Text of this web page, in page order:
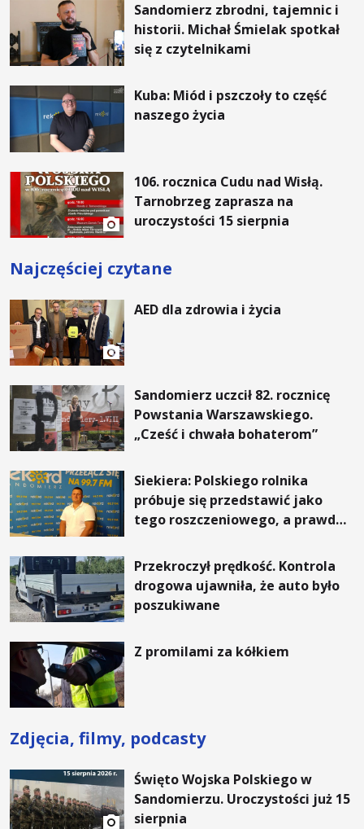
Sandomierz zbrodni, tajemnic i
historii. Michał Śmielak spotkał
się z czytelnikami
Kuba: Miód i pszczoły to część
naszego życia
106. rocznica Cudu nad Wisłą.
Tarnobrzeg zaprasza na
uroczystości 15 sierpnia
Najczęściej czytane
AED dla zdrowia i życia
Sandomierz uczcił 82. rocznicę
Powstania Warszawskiego.
„Cześć i chwała bohaterom”
Siekiera: Polskiego rolnika
próbuje się przedstawić jako
tego roszczeniowego, a prawda
Przekroczył prędkość. Kontrola
drogowa ujawniła, że auto było
poszukiwane
Z promilami za kółkiem
Zdjęcia, filmy, podcasty
Święto Wojska Polskiego w
Sandomierzu. Uroczystości już 15
sierpnia